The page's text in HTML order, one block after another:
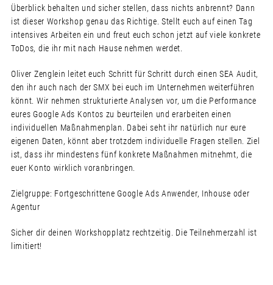
Überblick behalten und sicher stellen, dass nichts anbrennt? Dann
ist dieser Workshop genau das Richtige. Stellt euch auf einen Tag
intensives Arbeiten ein und freut euch schon jetzt auf viele konkrete
ToDos, die ihr mit nach Hause nehmen werdet.
Oliver Zenglein leitet euch Schritt für Schritt durch einen SEA Audit,
den ihr auch nach der SMX bei euch im Unternehmen weiterführen
könnt. Wir nehmen strukturierte Analysen vor, um die Performance
eures Google Ads Kontos zu beurteilen und erarbeiten einen
individuellen Maßnahmenplan. Dabei seht ihr natürlich nur eure
eigenen Daten, könnt aber trotzdem individuelle Fragen stellen. Ziel
ist, dass ihr mindestens fünf konkrete Maßnahmen mitnehmt, die
euer Konto wirklich voranbringen.
Zielgruppe: Fortgeschrittene Google Ads Anwender, Inhouse oder
Agentur
Sicher dir deinen Workshopplatz rechtzeitig. Die Teilnehmerzahl ist
limitiert!